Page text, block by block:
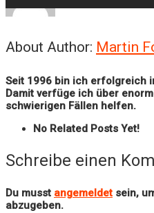
About Author: Martin
Seit 1996 bin ich erfolgreich
Damit verfüge ich über
schwierigen Fällen helfen.
No Related Posts Yet!
Schreibe einen
Du musst angemeldet sein,
abzugeben.